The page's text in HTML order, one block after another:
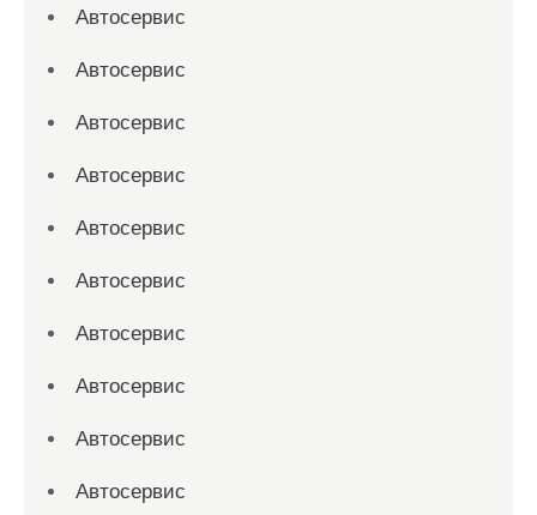
Автосервис
Автосервис
Автосервис
Автосервис
Автосервис
Автосервис
Автосервис
Автосервис
Автосервис
Автосервис